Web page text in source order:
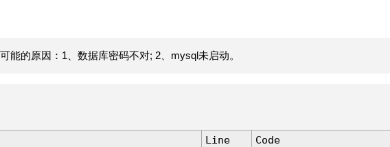
能的原因：1、数据库密码不对; 2、mysql未启动。
Line
Code